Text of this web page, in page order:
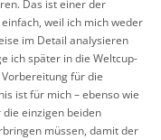
Das ist einer der
weil ich mich weder
im Detail analysieren
ich später in die Weltcup-
für die
ist für mich – ebenso wie
einzigen beiden
müssen, damit der